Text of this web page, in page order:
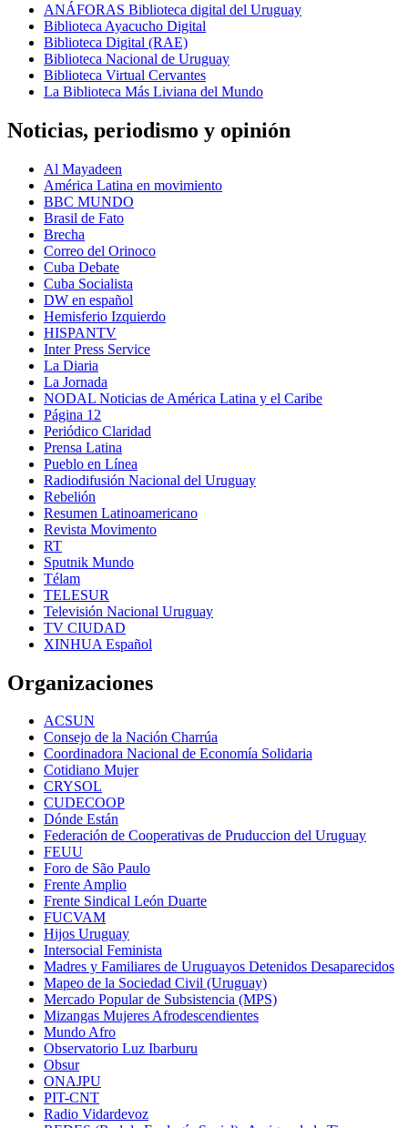
ANÁFORAS Biblioteca digital del Uruguay
Biblioteca Ayacucho Digital
Biblioteca Digital (RAE)
Biblioteca Nacional de Uruguay
Biblioteca Virtual Cervantes
La Biblioteca Más Liviana del Mundo
Noticias, periodismo y opinión
Al Mayadeen
América Latina en movimiento
BBC MUNDO
Brasil de Fato
Brecha
Correo del Orinoco
Cuba Debate
Cuba Socialista
DW en español
Hemisferio Izquierdo
HISPANTV
Inter Press Service
La Diaria
La Jornada
NODAL Noticias de América Latina y el Caribe
Página 12
Periódico Claridad
Prensa Latina
Pueblo en Línea
Radiodifusión Nacional del Uruguay
Rebelión
Resumen Latinoamericano
Revista Movimento
RT
Sputnik Mundo
Télam
TELESUR
Televisión Nacional Uruguay
TV CIUDAD
XINHUA Español
Organizaciones
ACSUN
Consejo de la Nación Charrúa
Coordinadora Nacional de Economía Solidaria
Cotidiano Mujer
CRYSOL
CUDECOOP
Dónde Están
Federación de Cooperativas de Pruduccion del Uruguay
FEUU
Foro de São Paulo
Frente Amplio
Frente Sindical León Duarte
FUCVAM
Hijos Uruguay
Intersocial Feminista
Madres y Familiares de Uruguayos Detenidos Desaparecidos
Mapeo de la Sociedad Civil (Uruguay)
Mercado Popular de Subsistencia (MPS)
Mizangas Mujeres Afrodescendientes
Mundo Afro
Observatorio Luz Ibarburu
Obsur
ONAJPU
PIT-CNT
Radio Vidardevoz